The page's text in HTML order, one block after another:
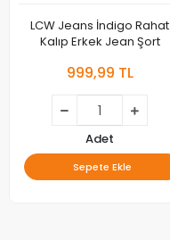
LCW Jeans İndigo Rahat
Kalıp Erkek Jean Şort
999,99 TL
Adet
Sepete Ekle